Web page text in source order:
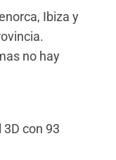
Ibiza y
no hay
con 93